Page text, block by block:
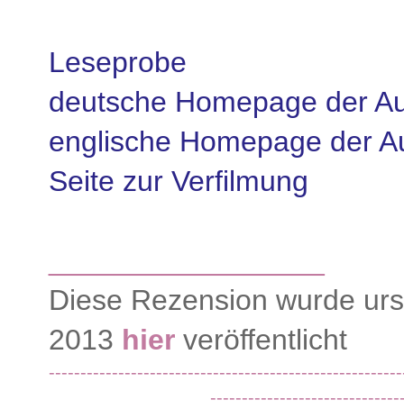
Leseprobe
deutsche Homepage der
englische Homepage der
Seite zur Verfilmung
Diese Rezension wurde
2013 hier veröffentlicht